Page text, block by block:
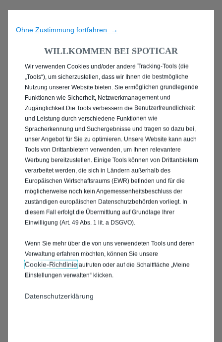
ENTDECKEN SIE ALLE
MIT PLUG-IN-HYBRID
ANTRIEB IN HÜRTH
Ohne Zustimmung fortfahren →
WILLKOMMEN BEI SPOTICAR
Wir verwenden Cookies und/oder andere Tracking-Tools (die
„Tools“), um sicherzustellen, dass wir Ihnen die bestmögliche
Nutzung unserer Website bieten. Sie ermöglichen grundlegende
Funktionen wie Sicherheit, Netzwerkmanagement und
Zugänglichkeit.Die Tools verbessern die Benutzerfreundlichkeit
und Leistung durch verschiedene Funktionen wie
Spracherkennung und Suchergebnisse und tragen so dazu bei,
unser Angebot für Sie zu optimieren. Unsere Website kann auch
Tools von Drittanbietern verwenden, um Ihnen relevantere
Werbung bereitzustellen. Einige Tools können von Drittanbietern
verarbeitet werden, die sich in Ländern außerhalb des
Europäischen Wirtschaftsraums (EWR) befinden und für die
möglicherweise noch kein Angemessenheitsbeschluss der
zuständigen europäischen Datenschutzbehörden vorliegt. In
diesem Fall erfolgt die Übermittlung auf Grundlage Ihrer
Einwilligung (Art. 49 Abs. 1 lit. a DSGVO).
Wenn Sie mehr über die von uns verwendeten Tools und deren
Verwaltung erfahren möchten, können Sie unsere
Cookie‑Richtlinieaufrufen oder auf die Schaltfläche „Meine
Einstellungen verwalten“ klicken.
Datenschutzerklärung